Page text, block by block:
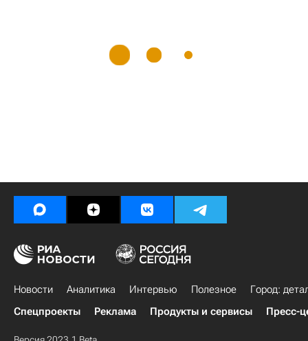
Новости Аналитика Интервью Полезное
Город:
Спецпроекты
Реклама Продукты и сервисы Пресс-